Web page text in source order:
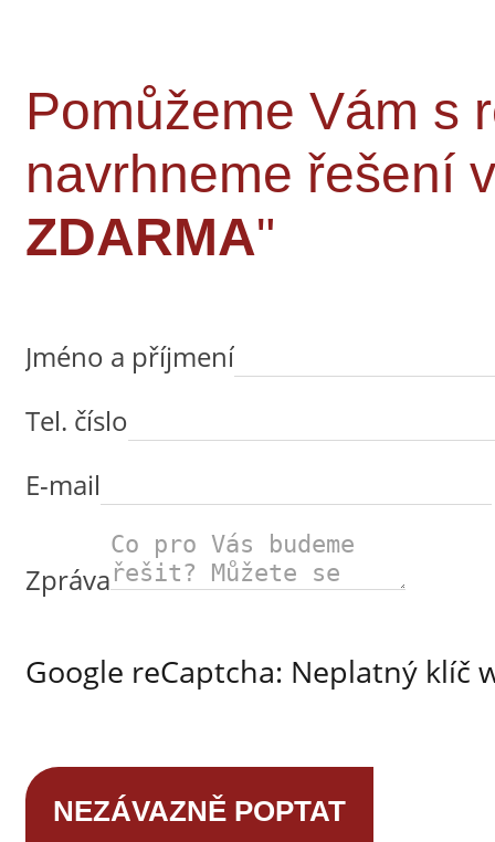
Pomůžeme Vám s
navrhneme řešení
ZDARMA"
Jméno a příjmení
Tel. číslo
E-mail
Zpráva
Google reCaptcha: Neplatný klíč
NEZÁVAZNĚ POPTAT